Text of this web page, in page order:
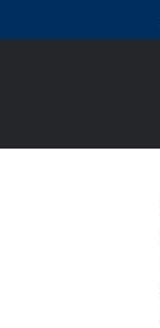
al